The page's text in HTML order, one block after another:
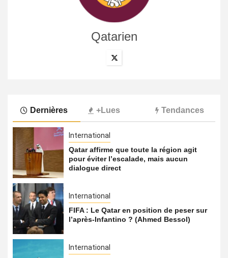
Qatarien
Dernières +Lues Tendances
International
Qatar affirme que toute la région agit
pour éviter l’escalade, mais aucun
dialogue direct
International
FIFA : Le Qatar en position de peser sur
l’après-Infantino ? (Ahmed Bessol)
International